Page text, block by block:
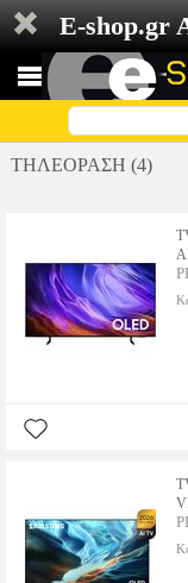
E-shop.gr
ΤΗΛΕΟΡΑΣΗ (4)